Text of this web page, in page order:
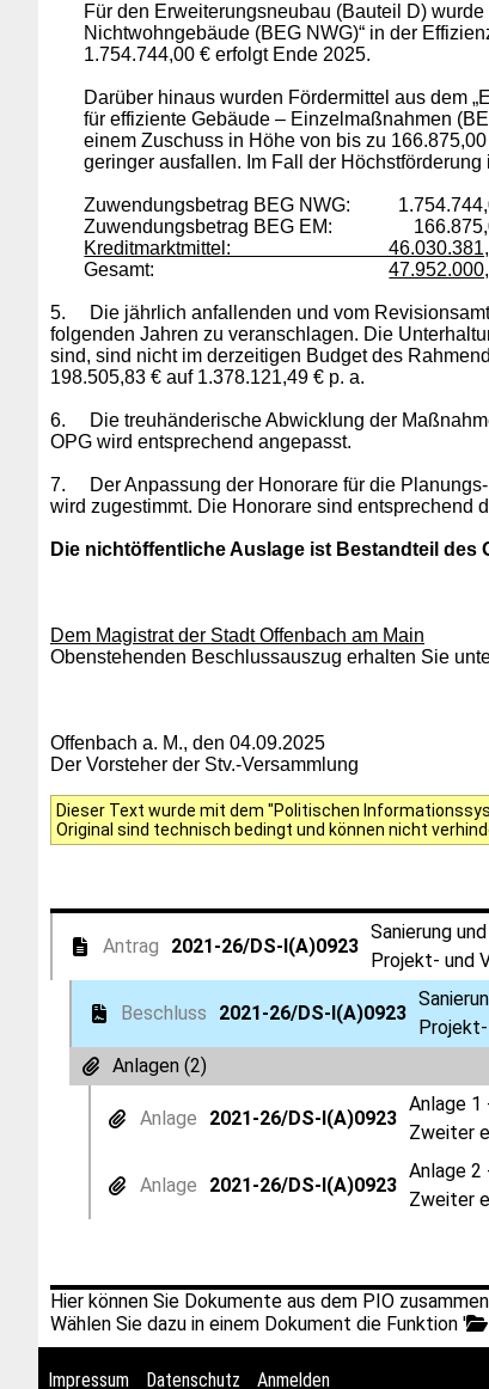
Für den Erweiterungsneubau (Bauteil D)
Nichtwohngebäude (BEG NWG)“ in der
1.754.744,00 € erfolgt Ende 2025.
Darüber hinaus wurden Fördermittel aus dem
für effiziente Gebäude – Einzelmaßnahmen
einem Zuschuss in Höhe von bis zu
geringer ausfallen. Im Fall der
Zuwendungsbetrag BEG NWG:
Zuwendungsbetrag BEG EM:
Kreditmarktmittel:
Gesamt:
5. Die jährlich anfallenden und vom
folgenden Jahren zu veranschlagen. Die
sind, sind nicht im derzeitigen Budget des
198.505,83 € auf 1.378.121,49 € p. a.
6.
Die treuhänderische Abwicklung der
OPG wird entsprechend angepasst.
7.
Der Anpassung der Honorare für die
wird zugestimmt. Die Honorare sind entsprechend
Die nichtöffentliche Auslage ist Bestandteil des
Dem Magistrat der Stadt Offenbach am Main
Obenstehenden Beschlussauszug erhalten Sie
Offenbach a. M., den 04.09.2025
Der Vorsteher der Stv.-Versammlung
Dieser Text wurde mit dem "Politischen
Original sind technisch bedingt und können nicht
Antrag 2021-26/DS-I(A)0923
Sanierung
Projekt- und
Beschluss 2021-26/DS-I(A)0923
Anlagen (2)
Anlage 2021-26/DS-I(A)0923
Anlage 1
Zweiter
Anlage 2021-26/DS-I(A)0923
Anlage 2
Zweiter
Hier können Sie Dokumente aus dem PIO
Wählen Sie dazu in einem Dokument die Funktion '
Impressum Datenschutz Anmelden